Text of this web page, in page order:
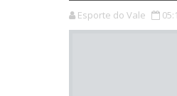
Esporte do Vale